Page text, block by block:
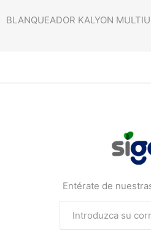
BLANQUEADOR KALYON
Entérate de